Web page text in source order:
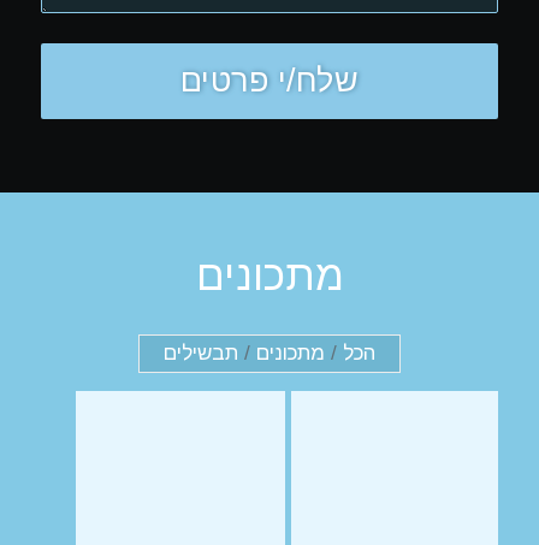
מתכונים
הכל / מתכונים / תבשילים